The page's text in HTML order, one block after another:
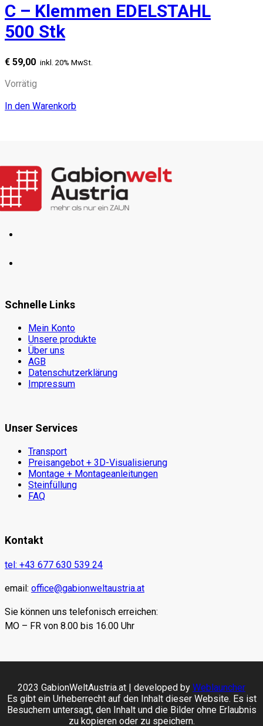
C – Klemmen EDELSTAHL
500 Stk
€ 59,00 inkl. 20% MwSt.
Vorrätig
In den Warenkorb
Schnelle Links
Mein Konto
Unsere produkte
Über uns
AGB
Datenschutzerklärung
Impressum
Unser Services
Transport
Preisangebot + 3D-Visualisierung
Montage + Montageanleitungen
Steinfüllung
FAQ
Kontakt
tel: +43 677 630 539 24
email: office@gabionweltaustria.at
Sie können uns telefonisch erreichen:
MO – FR von 8.00 bis 16.00 Uhr
2023 GabionWeltAustria.at | developed by Weblauncher
Es gibt ein Urheberrecht auf den Inhalt dieser Website. Es ist
Besuchern untersagt, den Inhalt und die Bilder ohne Erlaubnis
zu kopieren oder zu speichern.